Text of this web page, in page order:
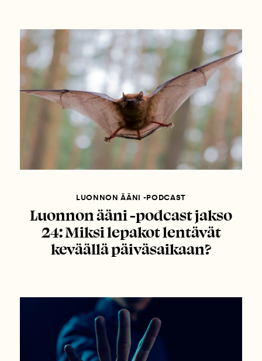
LUONNON ÄÄNI -PODCAST
Luonnon ääni -podcast jakso
24: Miksi lepakot lentävät
keväällä päiväsaikaan?